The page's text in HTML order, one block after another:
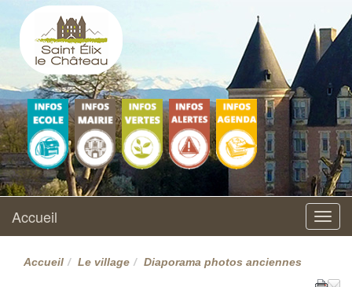
Saint Elix le Château
Site officiel
Ecole
maternelle et
élémentaire
Vie municipale L'environnement Accueil
Menu
Accueil
Accueil Le village Diaporama photos anciennes